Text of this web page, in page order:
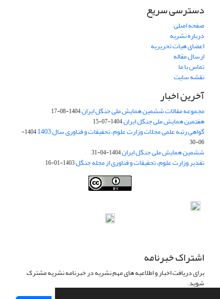
دسترسی سریع
صفحه اصلی
درباره نشریه
اعضای هیات تحریریه
ارسال مقاله
تماس با ما
نقشه سایت
آخرین اخبار
مجموعه مقالات ششمین همایش ملی جنگل ایران1404-08-17
هفتمین همایش ملی جنگل ایران1404-07-15
گواهی رتبه علمی مجلات وزارت علوم، تحقیقات و فناوری سال 1403
1404-
06-30
ششمین همایش ملی جنگل ایران1404-04-31
تقدیر وزارت علوم، تحقیقات و فناوری از مجله جنگل1403-01-16
اشتراک خبرنامه
برای دریافت اخبار و اطلاعیه های مهم نشریه در خبرنامه نشریه مشترک
شوید.